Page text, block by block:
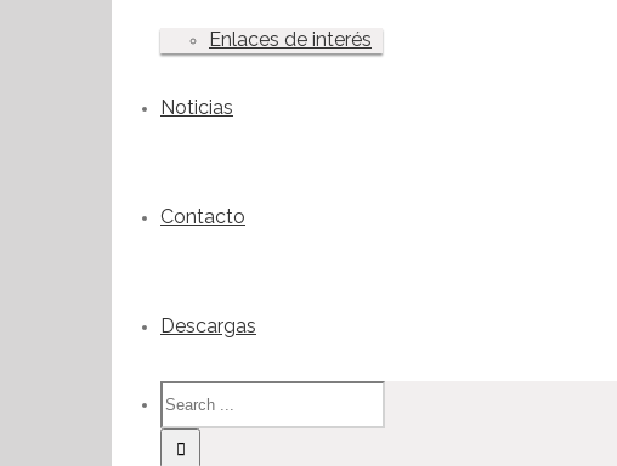
Enlaces de interés
Noticias
Contacto
Descargas